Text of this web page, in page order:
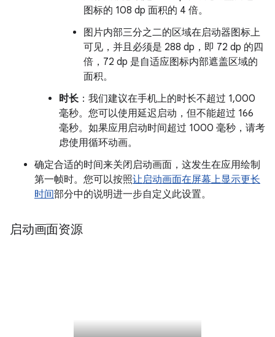
图标的 108 dp 面积的 4 倍。
图片内部三分之二的区域在启动器图标上
可见，并且必须是 288 dp，即 72 dp 的四
倍，72 dp 是自适应图标内部遮盖区域的
面积。
时长 ：我们建议在手机上的时长不超过 1,000
毫秒。您可以使用延迟启动，但不能超过 166
毫秒。如果应用启动时间超过 1000 毫秒，请考
虑使用循环动画。
确定合适的时间来关闭启动画面，这发生在应用绘制
第一帧时。您可以按照让启动画面在屏幕上显示更长
时间部分中的说明进一步自定义此设置。
启动画面资源